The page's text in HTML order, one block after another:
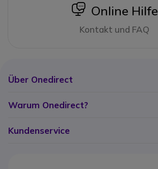
icon
Online Hilfe
Kontakt und FAQ
Über Onedirect
Warum Onedirect?
Kundenservice